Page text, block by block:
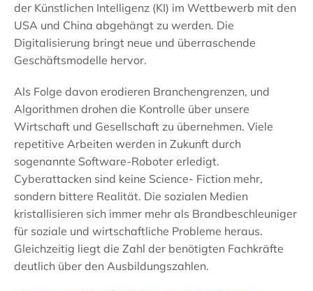
der Künstlichen Intelligenz (KI) im Wettbewerb mit den
USA und China abgehängt zu werden. Die
Digitalisierung bringt neue und überraschende
Geschäftsmodelle hervor.
Als Folge davon erodieren Branchengrenzen, und
Algorithmen drohen die Kontrolle über unsere
Wirtschaft und Gesellschaft zu übernehmen. Viele
repetitive Arbeiten werden in Zukunft durch
sogenannte Software-Roboter erledigt.
Cyberattacken sind keine Science- Fiction mehr,
sondern bittere Realität. Die sozialen Medien
kristallisieren sich immer mehr als Brandbeschleuniger
für soziale und wirtschaftliche Probleme heraus.
Gleichzeitig liegt die Zahl der benötigten Fachkräfte
deutlich über den Ausbildungszahlen.